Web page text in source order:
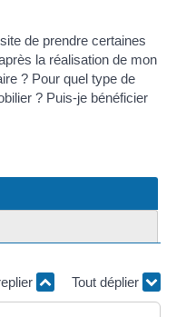
de prendre certaines
la réalisation de mon
? Pour quel type de
? Puis-je bénéficier
Tout déplier